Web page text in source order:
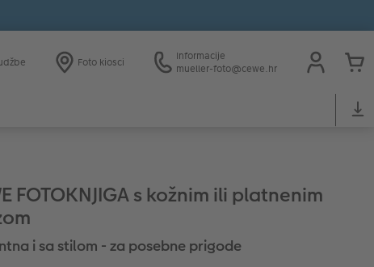
Foto kiosci
Informacije
mueller-foto@cewe.hr
FOTOKNJIGA s kožnim ili platnenim
i sa stilom - za posebne prigode